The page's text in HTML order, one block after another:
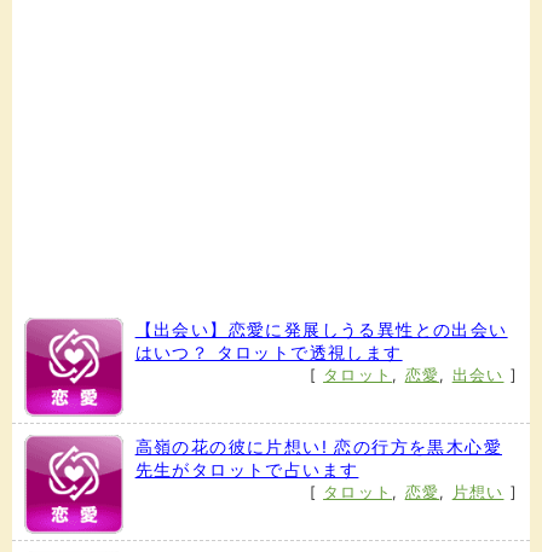
【出会い】恋愛に発展しうる異性との出会い
はいつ？ タロットで透視します
[ タロット , 恋愛, 出会い ]
高嶺の花の彼に片想い! 恋の行方を黒木心愛
先生がタロットで占います
[ タロット , 恋愛, 片想い ]